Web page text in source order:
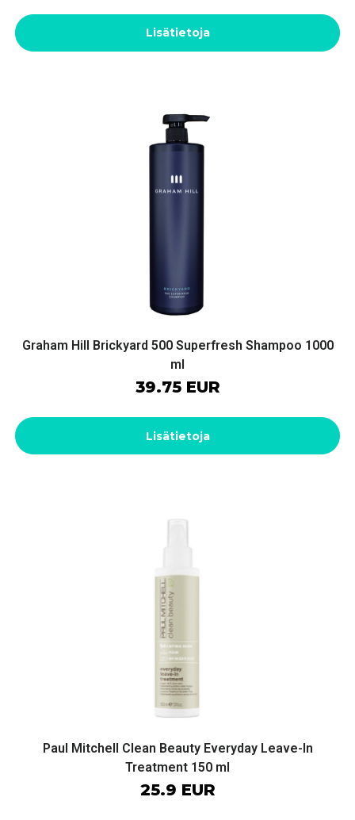
Lisätietoja
Graham Hill Brickyard 500 Superfresh Shampoo 1000
ml
39.75 EUR
Lisätietoja
Paul Mitchell Clean Beauty Everyday Leave-In
Treatment 150 ml
25.9 EUR